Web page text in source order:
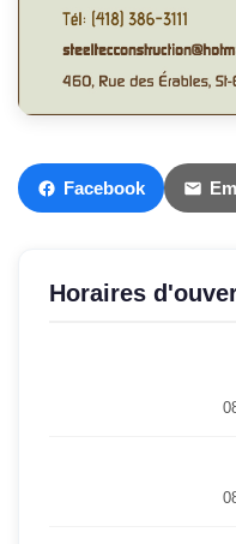
Facebook
Horaires